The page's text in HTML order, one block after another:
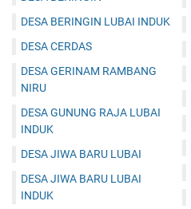
DESA BERINGIN LUBAI INDUK
DESA CERDAS
DESA GERINAM RAMBANG
NIRU
DESA GUNUNG RAJA LUBAI
INDUK
DESA JIWA BARU LUBAI
DESA JIWA BARU LUBAI
INDUK